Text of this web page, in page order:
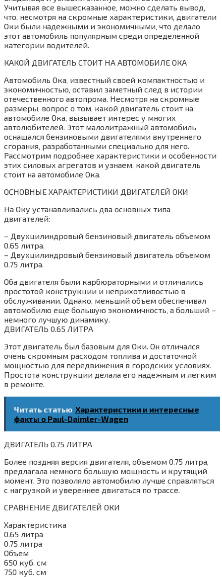
Учитывая все вышесказанное‚ можно сделать вывод‚
что‚ несмотря на скромные характеристики‚ двигатели
Оки были надежными и экономичными‚ что делало
этот автомобиль популярным среди определенной
категории водителей.
КАКОЙ ДВИГАТЕЛЬ СТОИТ НА АВТОМОБИЛЕ ОКА
Автомобиль Ока‚ известный своей компактностью и
экономичностью‚ оставил заметный след в истории
отечественного автопрома. Несмотря на скромные
размеры‚ вопрос о том‚ какой двигатель стоит на
автомобиле Ока‚ вызывает интерес у многих
автолюбителей. Этот малолитражный автомобиль
оснащался бензиновыми двигателями внутреннего
сгорания‚ разработанными специально для него.
Рассмотрим подробнее характеристики и особенности
этих силовых агрегатов и узнаем‚ какой двигатель
стоит на автомобиле Ока.
ОСНОВНЫЕ ХАРАКТЕРИСТИКИ ДВИГАТЕЛЕЙ ОКИ
На Оку устанавливались два основных типа
двигателей:
– Двухцилиндровый бензиновый двигатель объемом
0.65 литра.
– Двухцилиндровый бензиновый двигатель объемом
0.75 литра.
Оба двигателя были карбюраторными и отличались
простотой конструкции и неприхотливостью в
обслуживании. Однако‚ меньший объем обеспечивал
автомобилю еще большую экономичность‚ а больший –
немного лучшую динамику.
ДВИГАТЕЛЬ 0.65 ЛИТРА
Этот двигатель был базовым для Оки. Он отличался
очень скромным расходом топлива и достаточной
мощностью для передвижения в городских условиях.
Простота конструкции делала его надежным и легким
в ремонте.
Читать статью Характеристики и интересные
факты о Paul-Daimler-Wagen
ДВИГАТЕЛЬ 0.75 ЛИТРА
Более поздняя версия двигателя‚ объемом 0.75 литра‚
предлагала немного большую мощность и крутящий
момент. Это позволяло автомобилю лучше справляться
с нагрузкой и увереннее двигаться по трассе.
СРАВНЕНИЕ ДВИГАТЕЛЕЙ ОКИ
Характеристика
0.65 литра
0.75 литра
Объем
650 куб. см
750 куб. см